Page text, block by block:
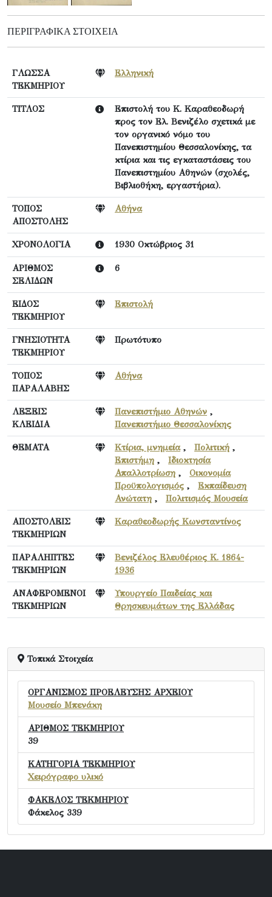
ΠΕΡΙΓΡΑΦΙΚΆ ΣΤΟΙΧΕΊΑ
ΓΛΩΣΣΑ
ΤΕΚΜΗΡΙΟΥ
Ελληνική
ΤΙΤΛΟΣ
Επιστολή του Κ. Καραθεοδωρή
προς τον Ελ. Βενιζέλο σχετικά με
τον οργανικό νόμο του
Πανεπιστημίου Θεσσαλονίκης, τα
κτίρια και τις εγκαταστάσεις του
Πανεπιστημίου Αθηνών (σχολές,
Βιβλιοθήκη, εργαστήρια).
ΤΟΠΟΣ
ΑΠΟΣΤΟΛΗΣ
Αθήνα
ΧΡΟΝΟΛΟΓΙΑ 1930 Οκτώβριος 31
ΑΡΙΘΜΟΣ
ΣΕΛΙΔΩΝ
6
ΕΙΔΟΣ
ΤΕΚΜΗΡΙΟΥ
Επιστολή
ΓΝΗΣΙΟΤΗΤΑ
ΤΕΚΜΗΡΙΟΥ
Πρωτότυπο
ΤΟΠΟΣ
ΠΑΡΑΛΑΒΗΣ
Αθήνα
ΛΕΞΕΙΣ
ΚΛΕΙΔΙΑ
Πανεπιστήμιο Αθηνών ,
Πανεπιστήμιο Θεσσαλονίκης
ΘΕΜΑΤΑ Κτίρια, μνημεία, Πολιτική ,
Επιστήμη , Ιδιοκτησία
Απαλλοτρίωση , Οικονομία
Προϋπολογισμός , Εκπαίδευση
Ανώτατη , Πολιτισμός Μουσεία
ΑΠΟΣΤΟΛΕΙΣ
ΤΕΚΜΗΡΙΩΝ
Καραθεοδωρής Κωνσταντίνος
ΠΑΡΑΛΗΠΤΕΣ
ΤΕΚΜΗΡΙΩΝ
Βενιζέλος Ελευθέριος Κ. 1864-
1936
ΑΝΑΦΕΡΟΜΕΝΟΙ
ΤΕΚΜΗΡΙΩΝ
Υπουργείο Παιδείας και
Θρησκευμάτων της Ελλάδας
Τοπικά Στοιχεία
ΟΡΓΑΝΙΣΜΟΣ ΠΡΟΕΛΕΥΣΗΣ ΑΡΧΕΙΟΥ
Μουσείο Μπενάκη
ΑΡΙΘΜΟΣ ΤΕΚΜΗΡΙΟΥ
39
ΚΑΤΗΓΟΡΙΑ ΤΕΚΜΗΡΙΟΥ
Χειρόγραφο υλικό
ΦΑΚΕΛΟΣ ΤΕΚΜΗΡΙΟΥ
Φάκελος 339